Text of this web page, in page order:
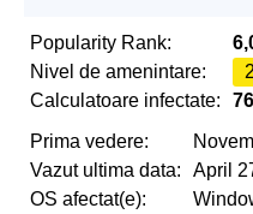
Popularity Rank:
Nivel de amenintare:
Calculatoare infectate:
76
Prima vedere:
Vazut ultima data:
April
OS afectat(e):